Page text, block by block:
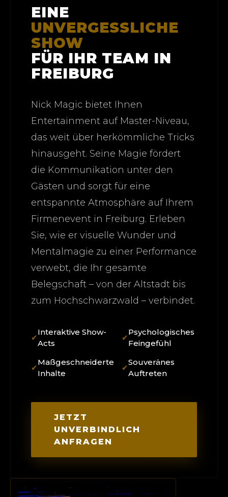
EINE
UNVERGESSLICHE
SHOW
FÜR IHR TEAM IN
FREIBURG
Nick Magic bietet Ihnen
Entertainment auf Master-Niveau,
das weit über herkömmliche Tricks
hinausgeht. Seine Magie fördert
die Kommunikation unter den
Gästen und sorgt für eine
entspannte Atmosphäre auf Ihrem
Firmenevent in Freiburg. Erleben
Sie, wie er visuelle Wunder und
Mentalmagie zu einer Performance
verwebt, die Ihr gesamte
Belegschaft – von der Altstadt bis
zum Hochschwarzwald – verbindet.
✔
Interaktive Show-
Acts
✔
Psychologisches
Feingefühl
✔
Maßgeschneiderte
Inhalte
✔
Souveränes
Auftreten
JETZT
UNVERBINDLICH
ANFRAGEN